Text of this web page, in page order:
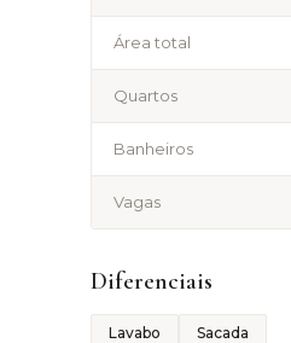
Área total
Quartos
Banheiros
Vagas
Diferenciais
Lavabo Sacada